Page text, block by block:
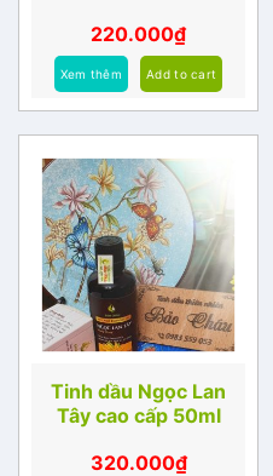
220.000₫
Xem thêm Add to cart
Tinh dầu Ngọc Lan
Tây cao cấp 50ml
320.000₫